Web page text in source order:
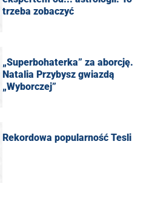
trzeba zobaczyć
„Superbohaterka” za aborcję.
Natalia Przybysz gwiazdą
„Wyborczej”
Rekordowa popularność Tesli